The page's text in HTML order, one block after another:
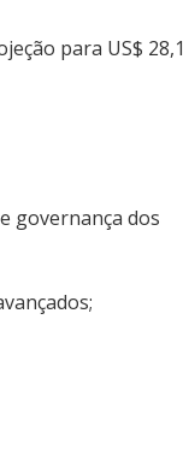
para US$ 28,1
governança dos